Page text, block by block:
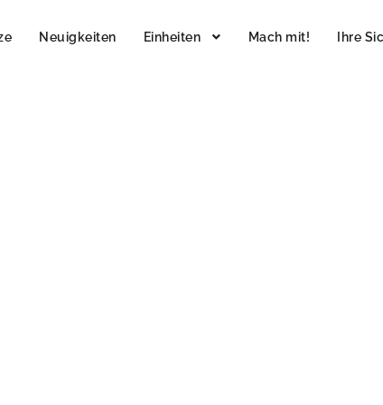
Neuigkeiten Einheiten Mach mit! Ihre